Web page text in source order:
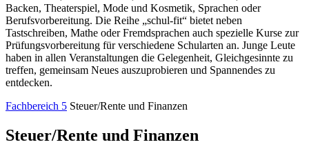
Backen, Theaterspiel, Mode und Kosmetik, Sprachen oder
Berufsvorbereitung. Die Reihe „schul-fit“ bietet neben
Tastschreiben, Mathe oder Fremdsprachen auch spezielle Kurse zur
Prüfungsvorbereitung für verschiedene Schularten an. Junge Leute
haben in allen Veranstaltungen die Gelegenheit, Gleichgesinnte zu
treffen, gemeinsam Neues auszuprobieren und Spannendes zu
entdecken.
Fachbereich 5 Steuer/Rente und Finanzen
Steuer/Rente und Finanzen